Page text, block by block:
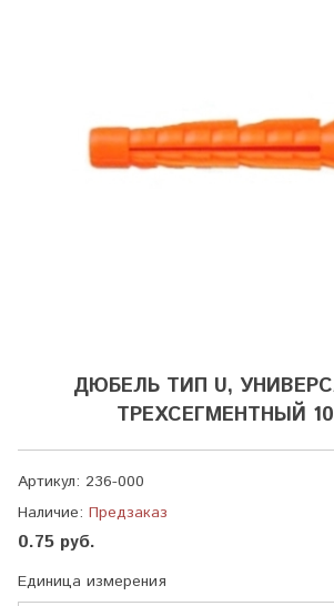
ДЮБЕЛЬ ТИП U,
ТРЕХСЕГМЕНТНЫЙ
Артикул: 236-000
Наличие: Предзаказ
0.75 руб.
Единица измерения